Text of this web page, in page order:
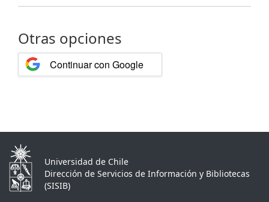
Otras opciones
Continuar con Google
Universidad de Chile
Dirección de Servicios de Información y Bibliotecas
(SISIB)